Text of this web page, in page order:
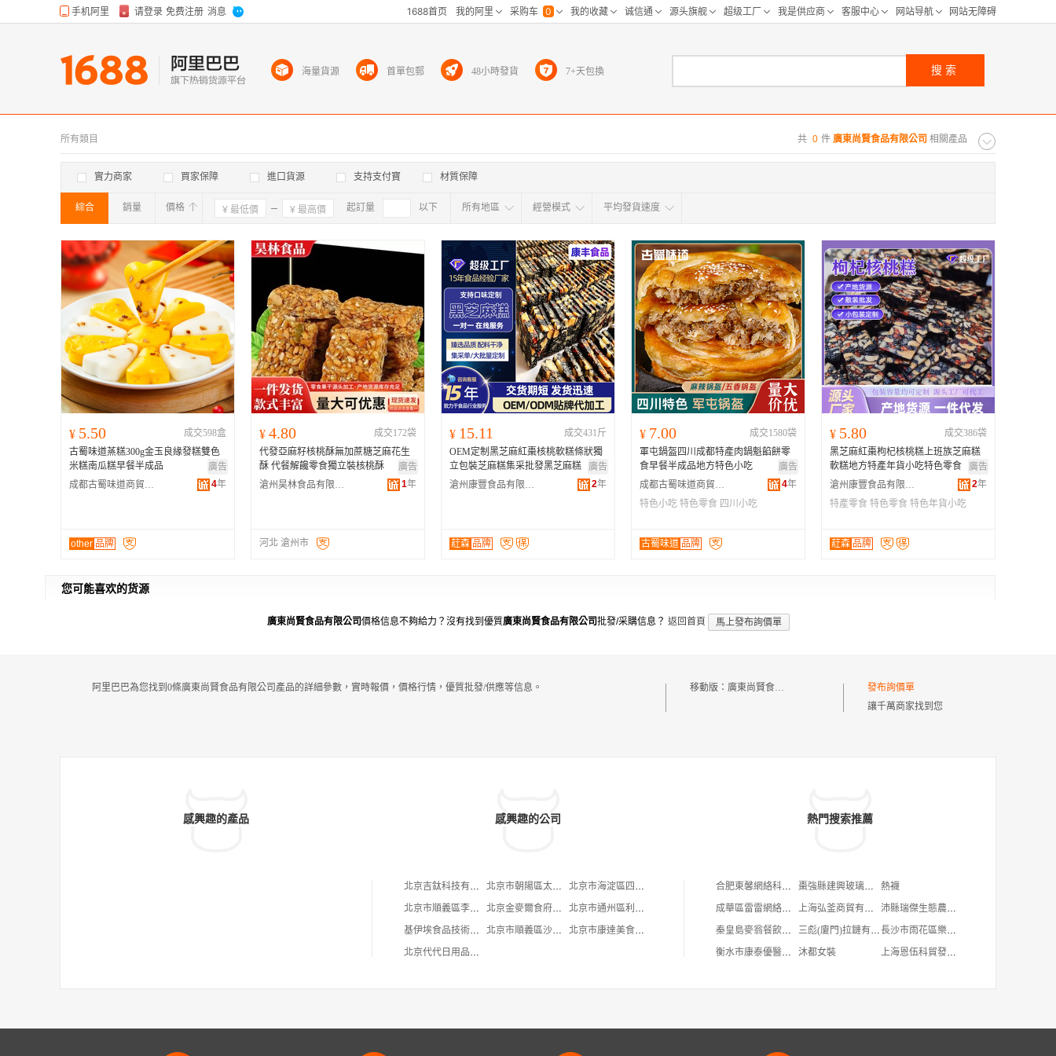
共 0 件 廣東尚賢食品有限公司 相關產品
所有類目
實力商家 買家保障 進口貨源 支持支付寶 材質保障
綜合 銷量 價格 確定 起訂量 以下
確定 所有地區
所有地区 采购距离:
江浙沪 华东区 华南区 华中区 华北区
海外 北京 上海 天津 重庆
广东 浙江 江苏 山东 河北
河南 福建 辽宁 安徽 广西
山西 海南 内蒙古 吉林 黑龙江
青海
贵州 西藏 澳门
經營模式 平均發貨速度
¥ 5.50
成交598盒
古蜀味道蒸糕300g金玉良緣發糕雙色
米糕南瓜糕早餐半成品
廣告
成都古蜀味道商貿有限公司
4年
other 品牌
¥ 4.80
成交172袋
代發亞麻籽核桃酥無加蔗糖芝麻花生
酥 代餐解饞零食獨立裝核桃酥
廣告
滄州昊林食品有限公司
1年
河北 滄州市
¥ 15.11
成交431斤
OEM定制黑芝麻紅棗核桃軟糕條狀獨
立包裝芝麻糕集采批發黑芝麻糕
廣告
滄州康豐食品有限公司
2年
葒森 品牌
¥ 7.00
成交1580袋
軍屯鍋盔四川成都特產肉鍋魁餡餅零
食早餐半成品地方特色小吃
廣告
成都古蜀味道商貿有限公司
4年
特色小吃 特色零食 四川小吃
古蜀味道 品牌
¥ 5.80
成交386袋
黑芝麻紅棗枸杞核桃糕上班族芝麻糕
軟糕地方特產年貨小吃特色零食
廣告
滄州康豐食品有限公司
2年
特產零食 特色零食 特色年貨小吃
葒森 品牌
您可能喜欢的货源
廣東尚賢食品有限公司價格信息不夠給力？沒有找到優質廣東尚賢食品有限公司批發/采購信息？ 返回首頁 馬上發布詢價單
阿里巴巴為您找到0條廣東尚賢食品有限公司產品的詳細參數，實時報價，價格行情，優質批發/供應等信息。 移動版： 廣東尚賢食品有限公司
發布詢價單
讓千萬商家找到您
感興趣的產品 感興趣的公司
北京吉鈦科技有限公司 北京市朝陽區太陽宮鄉許嚇清茶庄
北京市海淀區四道口余凱食品經營部
北京市順義區李橋寶雲餐廳
北京金麥爾食府有限責任公司
北京市通州區利多副食商店
基伊埃食品技術（北京）有限公司
北京市順義區沙嶺利康小賣部
北京市康達美食品店
北京代代日用品銷售中心
熱門搜索推薦
合肥東馨網絡科技有限公司 棗強縣建興玻璃鋼有限公司
熱襪
成華區雷雷網絡工作室
上海弘釜商貿有限公司
沛縣瑞傑生態農業有限公司
秦皇島麥翁餐飲管理有限公司
三彪(廈門)拉鏈有限公司
長沙市雨花區樂意紡織品廠
衡水市康泰優醫療器械有限公司
沐都女裝 上海恩伍科貿發展有限公司
海量貨源 首單包郵 48小時發貨 7+天包換 搜索